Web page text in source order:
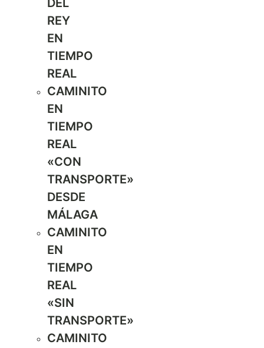
DEL
REY
EN
TIEMPO
REAL
CAMINITO
EN
TIEMPO
REAL
«CON
TRANSPORTE»
DESDE
MÁLAGA
CAMINITO
EN
TIEMPO
REAL
«SIN
TRANSPORTE»
CAMINITO